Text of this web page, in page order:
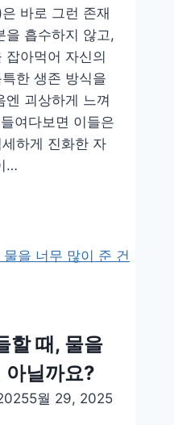
바로 그런 존재
을 흡수하지 않고,
잡아먹어 자신의
한 생존 방식을
엔 괴상하게 느껴
여다보면 이들은
하게 진화한 자
…
할 때, 물을
아닐까요?
5월 29, 2025